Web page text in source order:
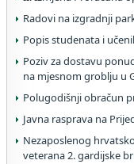
Radovi na izgradnji
Popis studenata i
Poziv za dostavu
na mjesnom groblju u
Polugodišnji obračun
Javna rasprava na
Nezaposlenog
veterana 2. gardijske